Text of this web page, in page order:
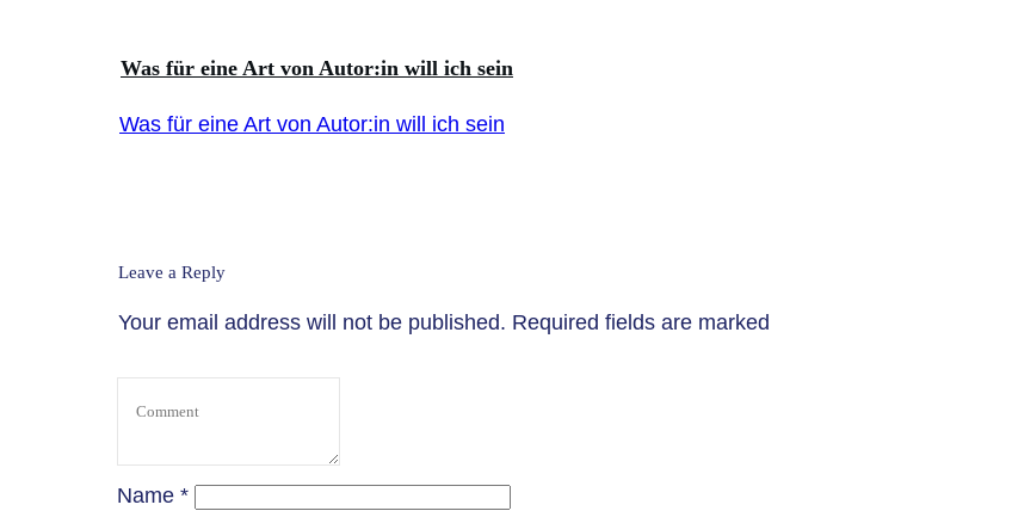
Was für eine Art von Autor:in will ich sein
Was für eine Art von Autor:in will ich sein
Leave a Reply
Your email address will not be published. Required fields are marked
Name *